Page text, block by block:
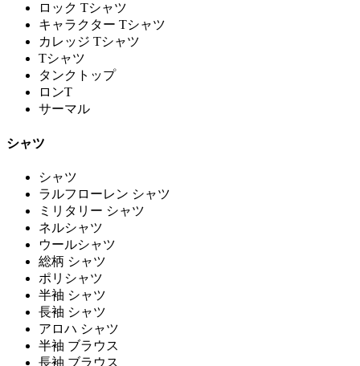
ロック Tシャツ
キャラクター Tシャツ
カレッジ Tシャツ
Tシャツ
タンクトップ
ロンT
サーマル
シャツ
シャツ
ラルフローレン シャツ
ミリタリー シャツ
ネルシャツ
ウールシャツ
総柄 シャツ
ポリシャツ
半袖 シャツ
長袖 シャツ
アロハ シャツ
半袖 ブラウス
長袖 ブラウス